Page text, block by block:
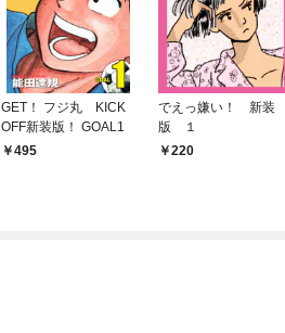
GET！ フジ丸 KICK
OFF新装版！ GOAL1
495
でえっ嫌い！ 新装
版 １
220